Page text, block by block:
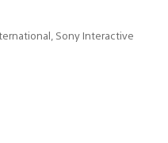
Sony Interactive